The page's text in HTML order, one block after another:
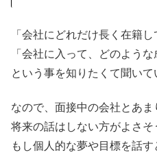
「会社にどれだけ長く在籍し
「会社に入って、どのよう
という事を知りたくて聞いて
なので、面接中の会社とあ
将来の話はしない方がよさそ
もし個人的な夢や目標を話